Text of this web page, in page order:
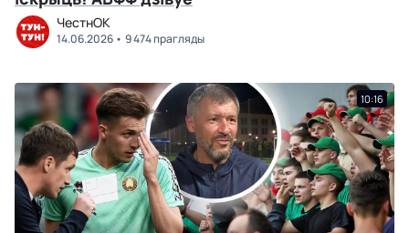
ЧестнОК
14.06.2026 9 474 прагляды
10:16